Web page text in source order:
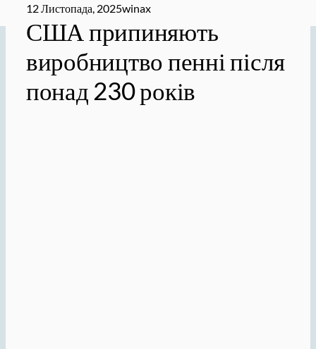
12 Листопада, 2025winax
США припиняють
виробництво пенні після
понад 230 років